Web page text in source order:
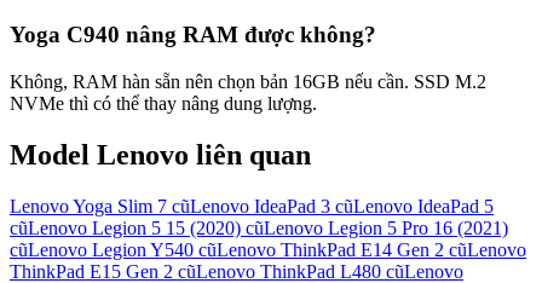
Yoga C940 nâng RAM được không?
Không, RAM hàn sẵn nên chọn bản 16GB nếu cần. SSD M.2
NVMe thì có thể thay nâng dung lượng.
Model Lenovo liên quan
Lenovo Yoga Slim 7 cũLenovo IdeaPad 3 cũLenovo IdeaPad 5
cũLenovo Legion 5 15 (2020) cũLenovo Legion 5 Pro 16 (2021)
cũLenovo Legion Y540 cũLenovo ThinkPad E14 Gen 2 cũLenovo
ThinkPad E15 Gen 2 cũLenovo ThinkPad L480 cũLenovo